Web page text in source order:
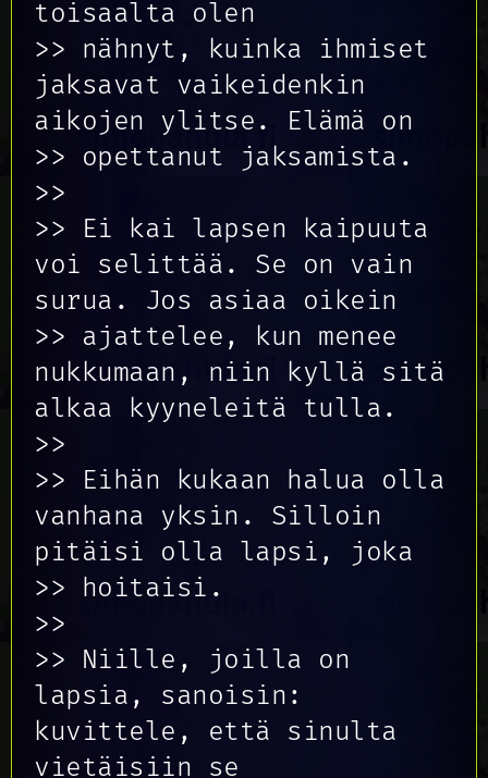
toisaalta olen
>> nähnyt, kuinka ihmiset
jaksavat vaikeidenkin
aikojen ylitse. Elämä on
>> opettanut jaksamista.
>>
>> Ei kai lapsen kaipuuta
voi selittää. Se on vain
surua. Jos asiaa oikein
>> ajattelee, kun menee
nukkumaan, niin kyllä sitä
alkaa kyyneleitä tulla.
>>
>> Eihän kukaan halua olla
vanhana yksin. Silloin
pitäisi olla lapsi, joka
>> hoitaisi.
>>
>> Niille, joilla on
lapsia, sanoisin:
kuvittele, että sinulta
vietäisiin se